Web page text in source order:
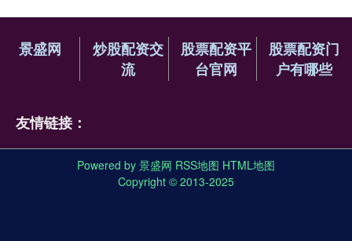
景盛网
炒股配资交
流
股票配资平
台官网
股票配资门
户有哪些
友情链接：
Powered by 景盛网 RSS地图 HTML地图
Copyright © 2013-2025